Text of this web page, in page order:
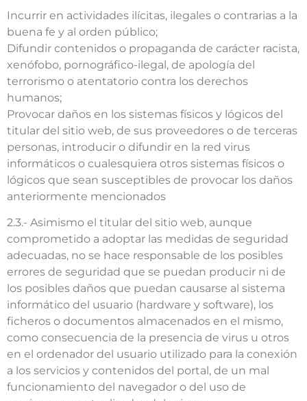
Incurrir en actividades ilícitas, ilegales o contrarias a la
buena fe y al orden público;
Difundir contenidos o propaganda de carácter racista,
xenófobo, pornográfico-ilegal, de apología del
terrorismo o atentatorio contra los derechos
humanos;
Provocar daños en los sistemas físicos y lógicos del
titular del sitio web, de sus proveedores o de terceras
personas, introducir o difundir en la red virus
informáticos o cualesquiera otros sistemas físicos o
lógicos que sean susceptibles de provocar los daños
anteriormente mencionados
2.3.- Asimismo el titular del sitio web, aunque
comprometido a adoptar las medidas de seguridad
adecuadas, no se hace responsable de los posibles
errores de seguridad que se puedan producir ni de
los posibles daños que puedan causarse al sistema
informático del usuario (hardware y software), los
ficheros o documentos almacenados en el mismo,
como consecuencia de la presencia de virus u otros
en el ordenador del usuario utilizado para la conexión
a los servicios y contenidos del portal, de un mal
funcionamiento del navegador o del uso de